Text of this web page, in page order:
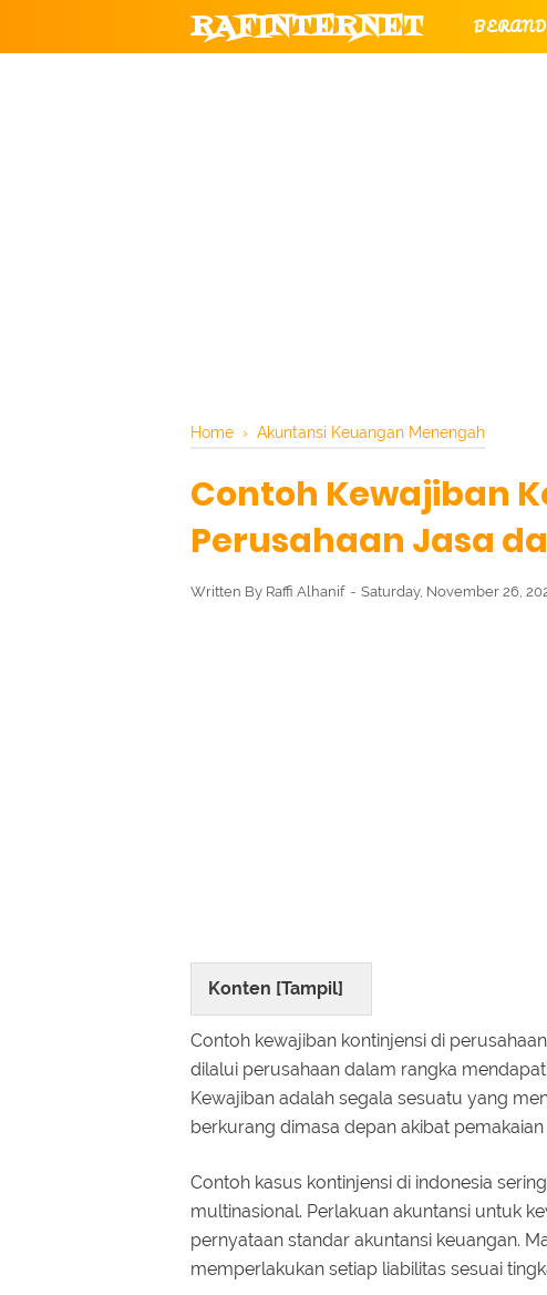
RAFINTERNET
Home › Akuntansi Keuangan Menengah
Contoh Kewajiban
Perusahaan Jasa
Written By Raffi Alhanif Saturday, November 26,
Konten [Tampil]
Contoh kewajiban kontinjensi di
dilalui perusahaan dalam rangka
Kewajiban adalah segala sesuatu yang
berkurang dimasa depan akibat pemakaian
Contoh kasus kontinjensi di indonesia
multinasional. Perlakuan akuntansi untuk
pernyataan standar akuntansi keuangan.
memperlakukan setiap liabilitas sesuai